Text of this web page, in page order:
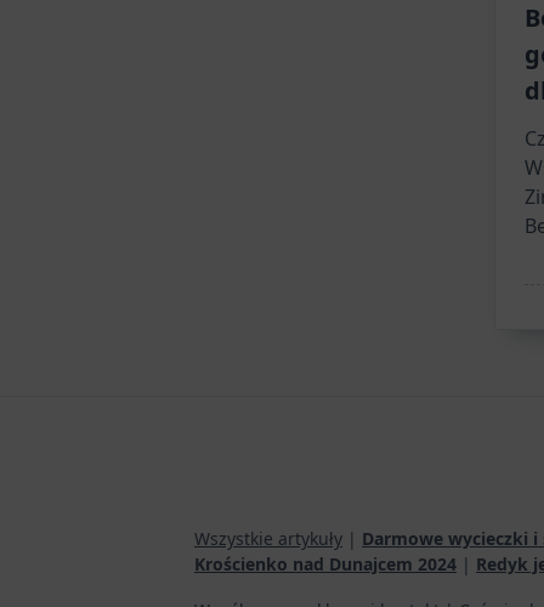
Wszystkie artykuły | Darmowe wycieczki
Krościenko nad Dunajcem 2024 | Redyk